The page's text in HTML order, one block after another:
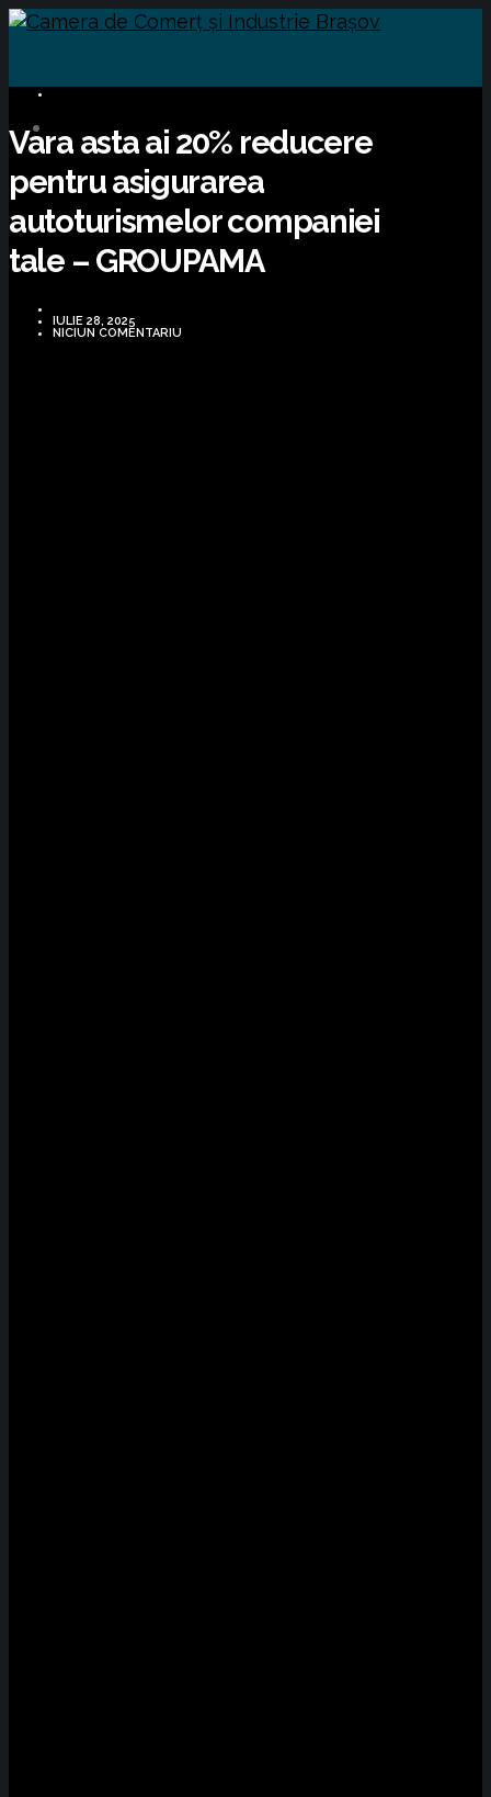
Vara asta ai 20% reducere
pentru asigurarea
autoturismelor companiei
tale – GROUPAMA
IULIE 28, 2025
NICIUN COMENTARIU